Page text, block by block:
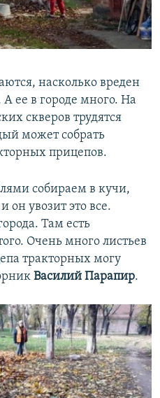
насколько вреден
ее в городе много. На
скверов трудятся
может собрать
прицепов.
собираем в кучи,
он увозит это все.
Там есть
Очень много листьев
тракторных могу
Василий Парапир.